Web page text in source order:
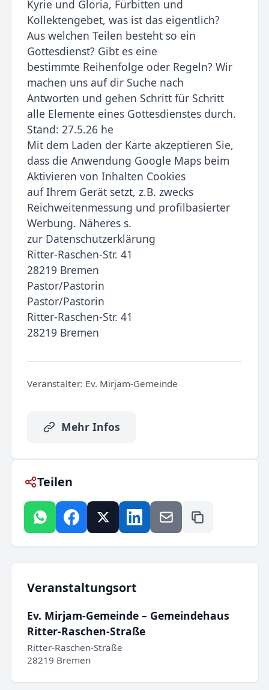
Kyrie und Gloria, Fürbitten und
Kollektengebet, was ist das eigentlich?
Aus welchen Teilen besteht so ein
Gottesdienst? Gibt es eine
bestimmte Reihenfolge oder Regeln? Wir
machen uns auf dir Suche nach
Antworten und gehen Schritt für Schritt
alle Elemente eines Gottesdienstes durch.
Stand: 27.5.26 he
Mit dem Laden der Karte akzeptieren Sie,
dass die Anwendung Google Maps beim
Aktivieren von Inhalten Cookies
auf Ihrem Gerät setzt, z.B. zwecks
Reichweitenmessung und profilbasierter
Werbung. Näheres s.
zur Datenschutzerklärung
Ritter-Raschen-Str. 41
28219 Bremen
Pastor/Pastorin
Pastor/Pastorin
Ritter-Raschen-Str. 41
28219 Bremen
Veranstalter: Ev. Mirjam-Gemeinde
Mehr Infos
Teilen
Veranstaltungsort
Ev. Mirjam-Gemeinde – Gemeindehaus
Ritter-Raschen-Straße
Ritter-Raschen-Straße
28219 Bremen